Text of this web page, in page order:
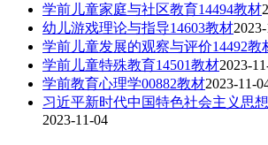
学前儿童家庭与社区教育14494教材
幼儿游戏理论与指导14603教材
学前儿童发展的观察与评价14492教
学前儿童特殊教育14501教材2023-
学前教育心理学00882教材2023-11-
习近平新时代中国特色社会主义思
2023-11-04